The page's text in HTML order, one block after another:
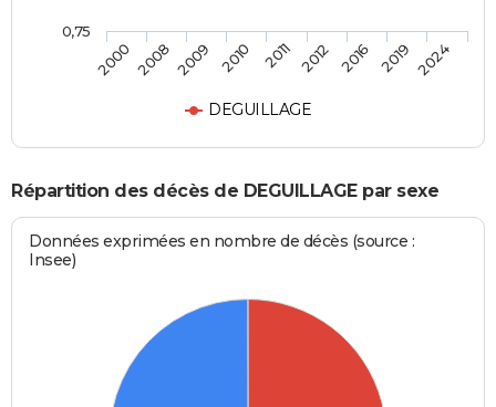
DEGUILLAGE
2000 20082009 2010 2011 2012 2016 2019 2024
0,75
Répartition des décès de DEGUILLAGE par sexe
Données exprimées en nombre de décès (source :
Insee)